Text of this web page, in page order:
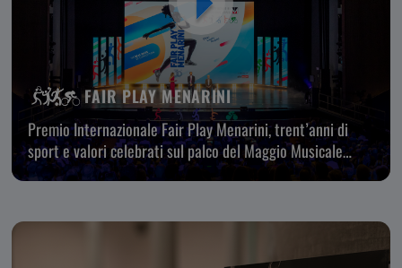
FAIR PLAY MENARINI
Premio Internazionale Fair Play Menarini, trent’anni di
sport e valori celebrati sul palco del Maggio Musicale
Fiorentino